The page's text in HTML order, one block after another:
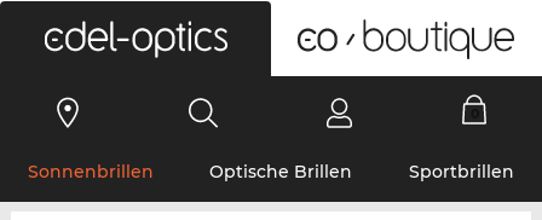
Sonnenbrillen Optische Brillen Sportbrillen